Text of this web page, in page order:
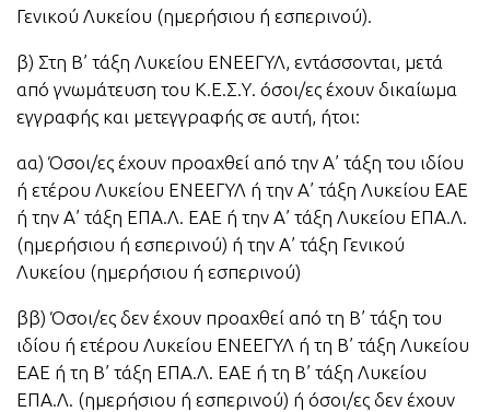
Γενικού Λυκείου (ημερήσιου ή εσπερινού).
β) Στη Β’ τάξη Λυκείου ΕΝΕΕΓΥΛ, εντάσσονται, μετά
από γνωμάτευση του Κ.Ε.Σ.Υ. όσοι/ες έχουν δικαίωμα
εγγραφής και μετεγγραφής σε αυτή, ήτοι:
αα) Όσοι/ες έχουν προαχθεί από την Α’ τάξη του ιδίου
ή ετέρου Λυκείου ΕΝΕΕΓΥΛ ή την Α’ τάξη Λυκείου ΕΑΕ
ή την Α’ τάξη ΕΠΑ.Λ. ΕΑΕ ή την Α’ τάξη Λυκείου ΕΠΑ.Λ.
(ημερήσιου ή εσπερινού) ή την Α’ τάξη Γενικού
Λυκείου (ημερήσιου ή εσπερινού)
ββ) Όσοι/ες δεν έχουν προαχθεί από τη Β’ τάξη του
ιδίου ή ετέρου Λυκείου ΕΝΕΕΓΥΛ ή τη Β’ τάξη Λυκείου
ΕΑΕ ή τη Β’ τάξη ΕΠΑ.Λ. ΕΑΕ ή τη Β’ τάξη Λυκείου
ΕΠΑ.Λ. (ημερήσιου ή εσπερινού) ή όσοι/ες δεν έχουν